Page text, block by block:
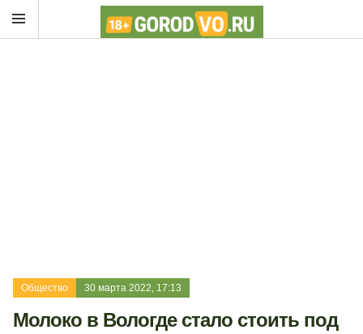
Общество 30 марта 2022, 17:13
Молоко в Вологде стало стоить под